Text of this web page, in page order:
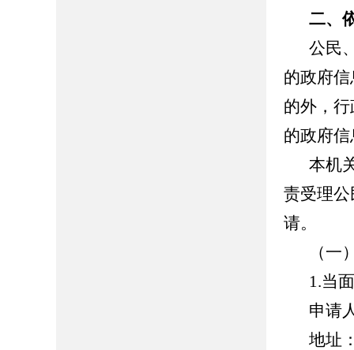
二、
公民
的政府
的外，
的政府
本机
责受理
请。
（一
1.当
申请
地址